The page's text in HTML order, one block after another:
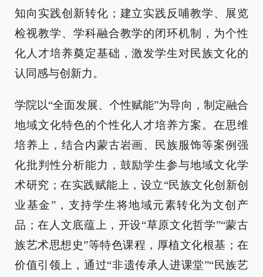
知向实践创新转化；建立实践反哺教学、展览
检视教学、学科融合教学的闭环机制，为个性
化人才培养奠定基础，激发学生对民族文化的
认同感与创新力。
学院以“全面发展、个性赋能”为导向，制定融合
地域文化特色的个性化人才培养方案。在思维
培养上，结合内蒙古岩画、民族服饰等案例强
化批判性分析能力，鼓励学生参与地域文化学
术研究；在实践赋能上，设立“民族文化创新创
业基金”，支持学生将地域元素转化为文创产
品；在人文底蕴上，开设“草原文化哲学”“蒙古
族艺术思想史”等特色课程，厚植文化根基；在
价值引领上，通过“非遗传承人进课堂”“民族艺